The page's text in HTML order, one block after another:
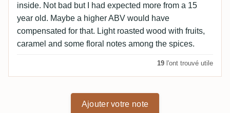
inside. Not bad but I had expected more from a 15
year old. Maybe a higher ABV would have
compensated for that. Light roasted wood with fruits,
caramel and some floral notes among the spices.
19 l'ont trouvé utile
Ajouter votre note